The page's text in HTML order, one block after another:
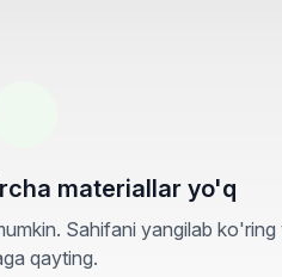
materiallar yo'q
Sahifani yangilab
qayting.